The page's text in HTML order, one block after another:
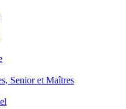
Senior et Maîtres